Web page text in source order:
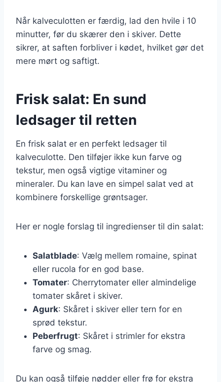
Når kalveculotten er færdig, lad den hvile i 10
minutter, før du skærer den i skiver. Dette
sikrer, at saften forbliver i kødet, hvilket gør det
mere mørt og saftigt.
Frisk salat: En sund
ledsager til retten
En frisk salat er en perfekt ledsager til
kalveculotte. Den tilføjer ikke kun farve og
tekstur, men også vigtige vitaminer og
mineraler. Du kan lave en simpel salat ved at
kombinere forskellige grøntsager.
Her er nogle forslag til ingredienser til din salat:
Salatblade: Vælg mellem romaine, spinat
eller rucola for en god base.
Tomater: Cherrytomater eller almindelige
tomater skåret i skiver.
Agurk: Skåret i skiver eller tern for en
sprød tekstur.
Peberfrugt: Skåret i strimler for ekstra
farve og smag.
Du kan også tilføje nødder eller frø for ekstra